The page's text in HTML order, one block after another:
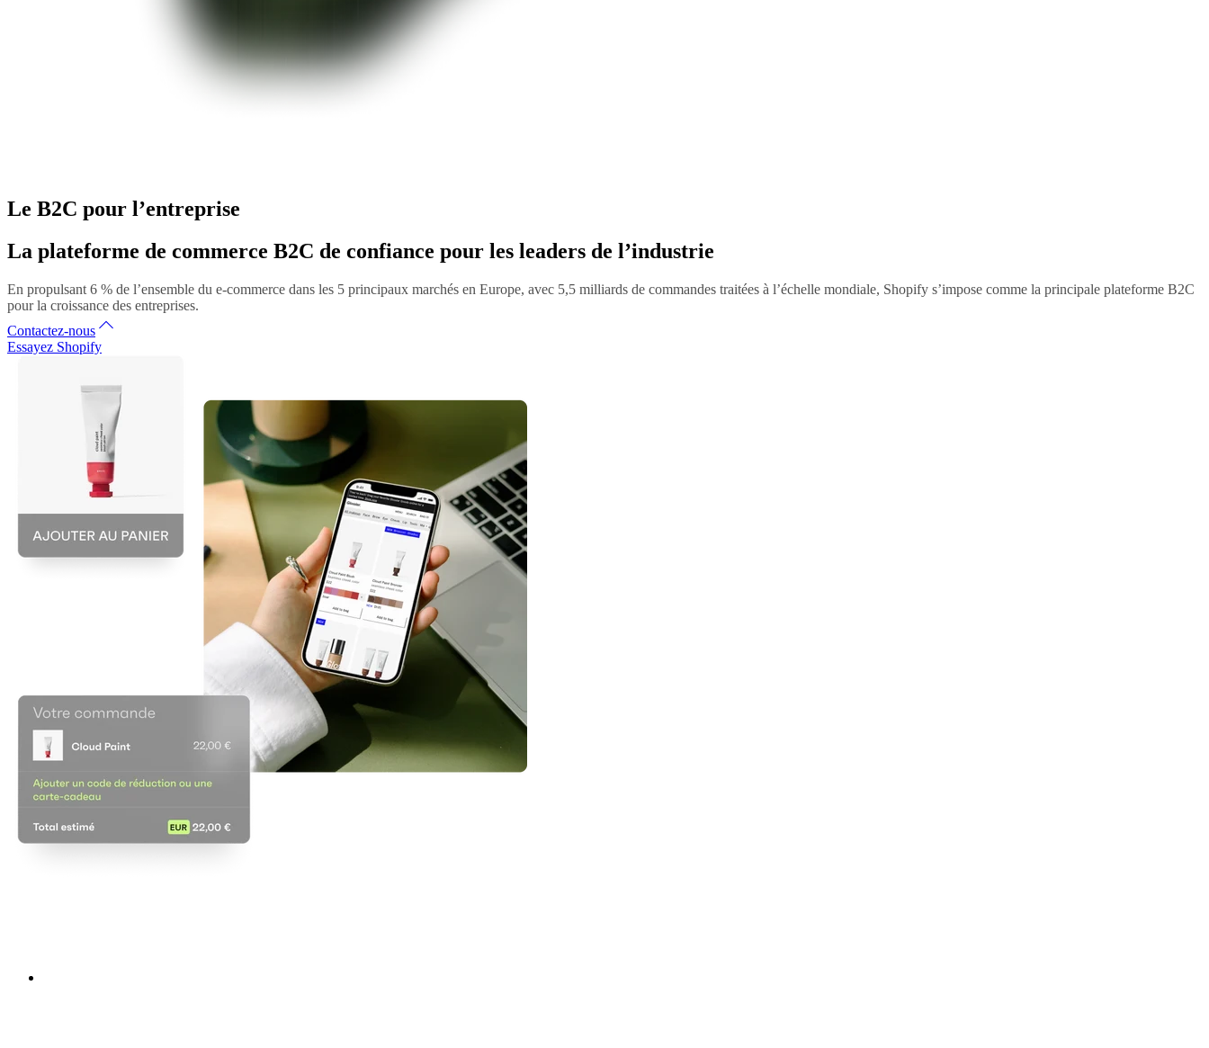
Le B2C pour l’entreprise
La plateforme de commerce B2C de confiance pour les leaders de l’industrie
En propulsant 6 % de l’ensemble du e-commerce dans les 5 principaux marchés en Europe, avec 5,5 milliards de commandes traitées à l’échelle mondiale, Shopify s’impose comme la principale plateforme B2C
pour la croissance des entreprises.
Contactez-nous
Essayez Shopify